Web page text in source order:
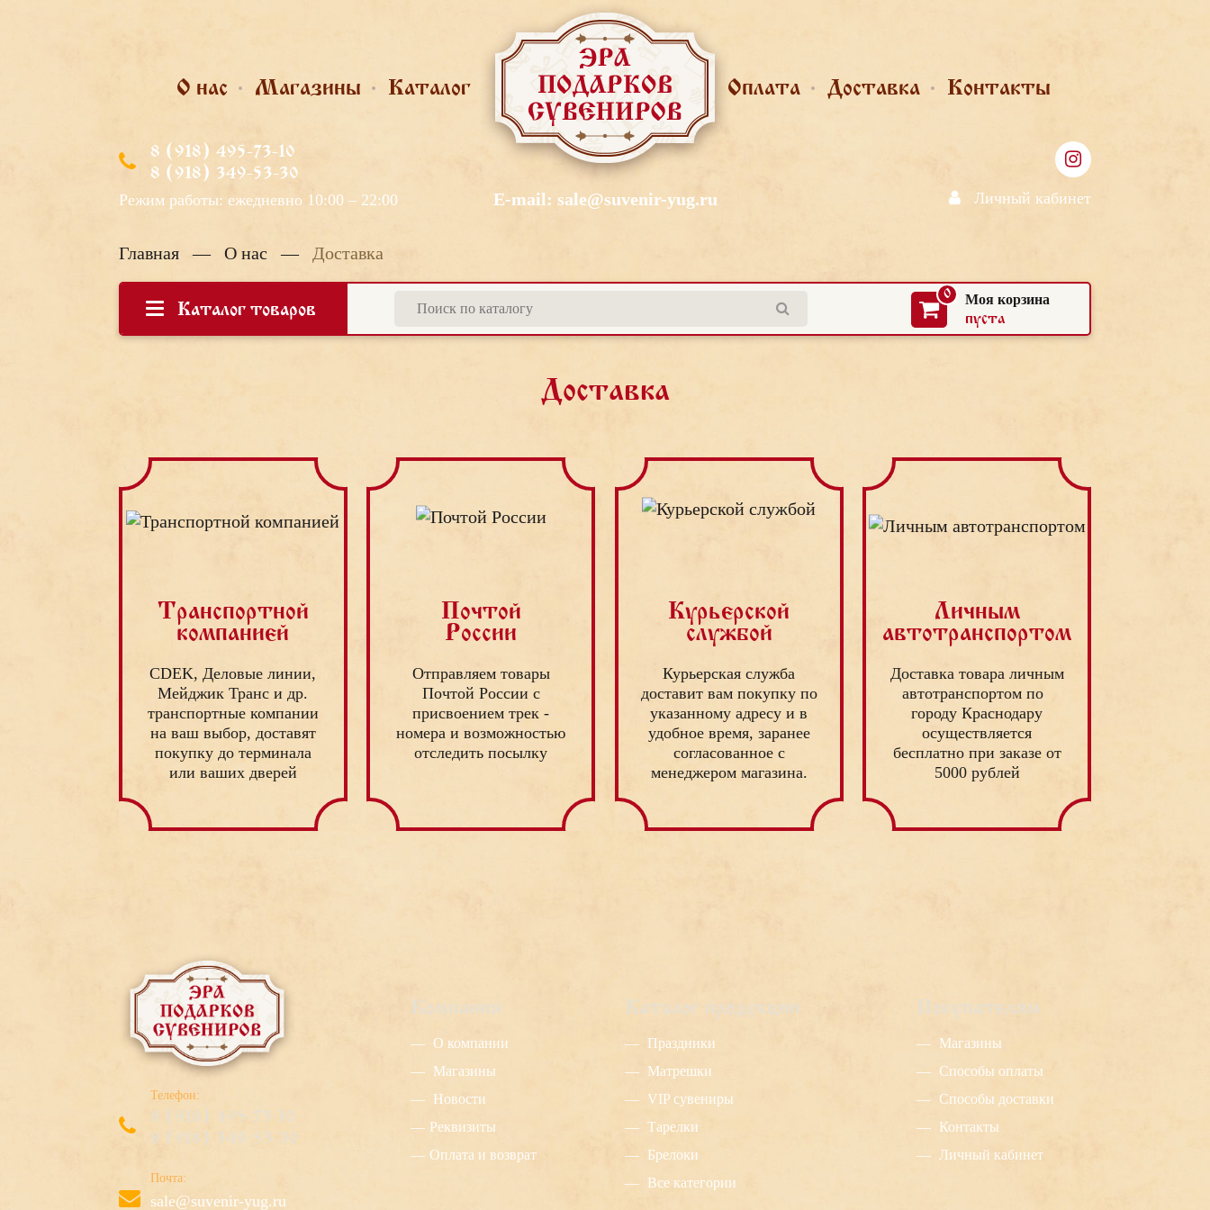
О нас Магазины Каталог Контакты
Доставка
Оплата
8 (918) 495-73-10
8 (918) 349-53-30
Режим работы: ежедневно 10:00 – 22:00 E-mail: sale@suvenir-yug.ru Личный кабинет
Главная — О нас — Доставка
Каталог товаров
0 Моя корзина
пуста
Доставка
Транспортной
компанией
CDEK, Деловые линии,
Мейджик Транс и др.
транспортные компании
на ваш выбор, доставят
покупку до терминала
или ваших дверей
Почтой
России
Отправляем товары
Почтой России с
присвоением трек -
номера и возможностью
отследить посылку
Курьерской
службой
Курьерская служба
доставит вам покупку по
указанному адресу и в
удобное время, заранее
согласованное с
менеджером магазина.
заказов из г. Краснодара.
Личным
автотранспортом
Доставка товара личным
автотранспортом по
городу Краснодару
осуществляется
бесплатно при заказе от
5000 рублей
Телефон:
8 (918) 495-73-10
8 (918) 349-53-30
Почта:
sale@suvenir-yug.ru
Компания
О компании
Магазины
Новости
Реквизиты
Оплата и возврат
Каталог продукции
Праздники
Матрешки
VIP сувениры
Тарелки
Брелоки
Все категории
Покупателям
Магазины
Способы оплаты
Способы доставки
Контакты
Личный кабинет